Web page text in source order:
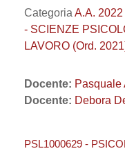
Categoria A.A.
- SCIENZE
LAVORO (Ord.
Docente: Pasquale
Docente: Debora
PSL1000629 -